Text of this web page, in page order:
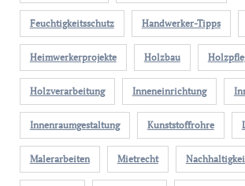
Feuchtigkeitsschutz Handwerker-Tipps
Heimwerkerprojekte Holzbau
Holzverarbeitung Inneneinrichtung
Innenraumgestaltung Kunststoffrohre
Malerarbeiten Mietrecht